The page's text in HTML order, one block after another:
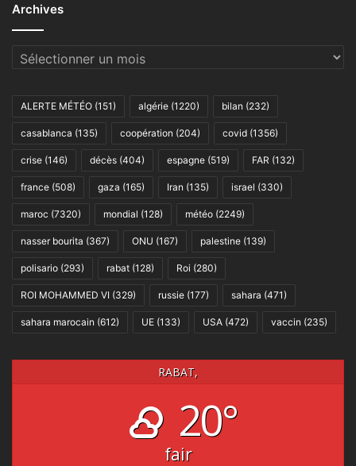
Archives
Archives
ALERTE MÉTÉO (151) algérie (1220) bilan (232)
casablanca (135) coopération (204) covid (1356)
crise (146) décès (404) espagne (519) FAR (132)
france (508) gaza (165) Iran (135) israel (330)
maroc (7320) mondial (128) météo (2249)
nasser bourita (367) ONU (167) palestine (139)
polisario (293) rabat (128) Roi (280)
ROI MOHAMMED VI (329) russie (177) sahara (471)
sahara marocain (612) UE (133) USA (472) vaccin (235)
RABAT,
20°
fair